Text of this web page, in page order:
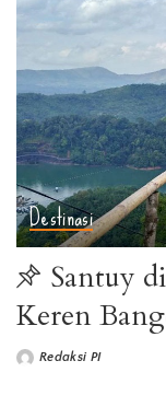
Destinasi
Santuy
Keren
Redaksi PI